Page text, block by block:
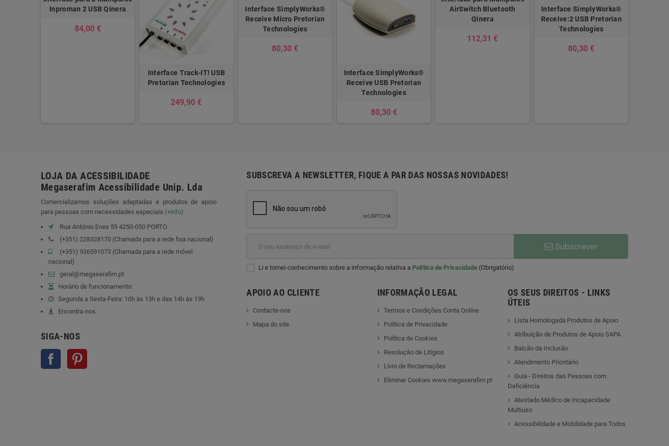
Inproman 2 USB Qinera
84,00 €
Interface Track-IT! USB
Pretorian Technologies
249,90 €
Interface SimplyWorks®
Receive Micro Pretorian
Technologies
80,30 €
Interface SimplyWorks®
Receive USB Pretorian
Technologies
80,30 €
AirSwitch Bluetooth
Qinera
112,31 €
Interface SimplyWorks®
Receive:2 USB Pretorian
Technologies
80,30 €
LOJA DA ACESSIBILIDADE
Megaserafim Acessibilidade Unip. Lda
Comercializamos soluções adaptadas e produtos de apoio
para pessoas com necessidades especiais (+info)
Rua António Enes 59 4250-050 PORTO
(+351) 228328170 (Chamada para a rede fixa nacional)
(+351) 936591073 (Chamada para a rede móvel
nacional)
geral@megaserafim.pt
Horário de funcionamento:
Segunda a Sexta-Feira: 10h às 13h e das 14h às 19h
Encontra-nos
SIGA-NOS
Facebook
SUBSCREVA A NEWSLETTER, FIQUE A PAR DAS NOSSAS NOVIDADES!
Subscrever
Li e tomei conhecimento sobre a informação relativa a Política de Privacidade (Obrigatório)
APOIO AO CLIENTE
Contacte-nos
Mapa do site
INFORMAÇÃO LEGAL
Termos e Condições Conta Online
Política de Privacidade
Política de Cookies
Resolução de Litígios
Livro de Reclamações
Eliminar Cookies www.megaserafim.pt
OS SEUS DIREITOS - LINKS
ÚTEIS
Lista Homologada Produtos de Apoio
Atribuição de Produtos de Apoio SAPA
Balcão da Inclusão
Atendimento Prioritário
Guia - Direitos das Pessoas com
Deficiência
Atestado Médico de Incapacidade
Multiuso
Acessibilidade e Mobilidade para Todos